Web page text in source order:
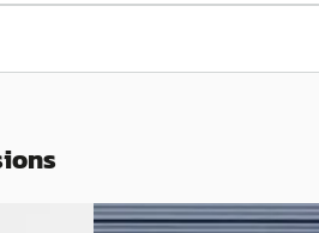
Nieuw binnen